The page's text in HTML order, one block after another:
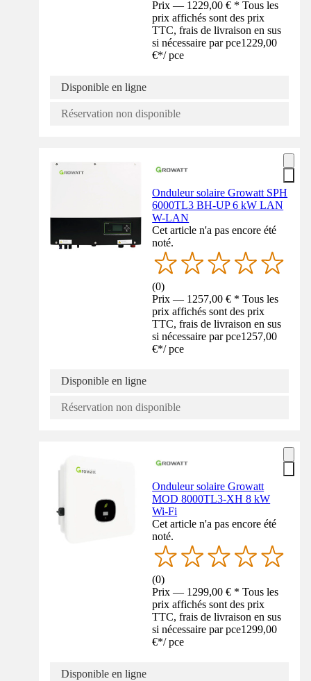
Prix — 1229,00 € * Tous les
prix affichés sont des prix
TTC, frais de livraison en sus
si nécessaire par pce1229,00
€*/ pce
Disponible en ligne
Réservation non disponible
Onduleur solaire Growatt SPH
6000TL3 BH-UP 6 kW LAN
W-LAN
Cet article n'a pas encore été
noté.
(0)
Prix — 1257,00 € * Tous les
prix affichés sont des prix
TTC, frais de livraison en sus
si nécessaire par pce1257,00
€*/ pce
Disponible en ligne
Réservation non disponible
Onduleur solaire Growatt
MOD 8000TL3-XH 8 kW
Wi-Fi
Cet article n'a pas encore été
noté.
(0)
Prix — 1299,00 € * Tous les
prix affichés sont des prix
TTC, frais de livraison en sus
si nécessaire par pce1299,00
€*/ pce
Disponible en ligne